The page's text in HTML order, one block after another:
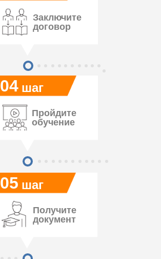
05
04 шаг
шаг
Заключите
договор
Пройдите
обучение
Получите
документ